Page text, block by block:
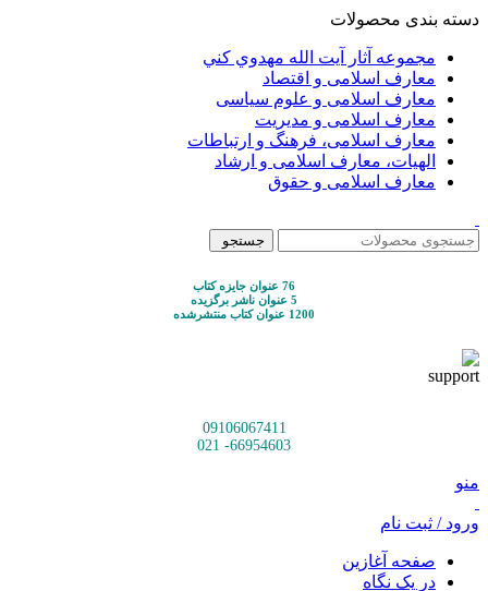
دسته بندی محصولات
مجموعه آثار آيت الله مهدوي كني
معارف اسلامی و اقتصاد
معارف اسلامی و علوم سیاسی
معارف اسلامی و مدیریت
معارف اسلامی، فرهنگ و ارتباطات
الهیات، معارف اسلامی و ارشاد
معارف اسلامی و حقوق
جستجو
76 عنوان جایزه کتاب
5 عنوان ناشر برگزیده
1200 عنوان کتاب منتشرشده
09106067411
66954603- 021
منو
ورود / ثبت نام
صفحه آغازین
در یک نگاه